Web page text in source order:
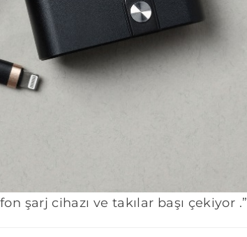
şarj cihazı ve takılar başı çekiyor .”